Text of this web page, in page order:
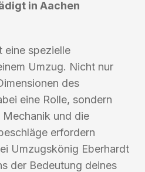
in Aachen
eine spezielle
Umzug. Nicht nur
des
eine Rolle, sondern
und die
erfordern
Umzugskönig Eberhardt
der Bedeutung deines